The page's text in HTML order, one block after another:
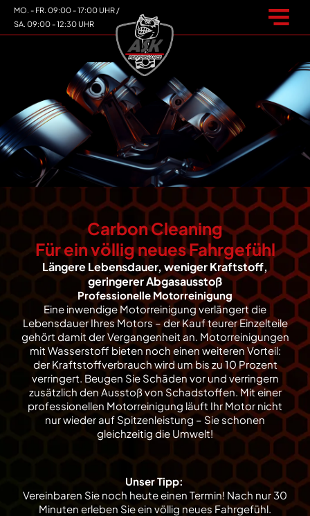
MO. - FR. 09:00 - 17:00 UHR /
SA. 09:00 - 12:30 UHR
Carbon Cleaning
Für ein völlig neues Fahrgefühl
Längere Lebensdauer, weniger Kraftstoff,
geringerer Abgasausstoß
Professionelle Motorreinigung
Eine inwendige Motorreinigung verlängert die
Lebensdauer Ihres Motors – der Kauf teurer Einzelteile
gehört damit der Vergangenheit an. Motorreinigungen
mit Wasserstoff bieten noch einen weiteren Vorteil:
der Kraftstoffverbrauch wird um bis zu 10 Prozent
verringert. Beugen Sie Schäden vor und verringern
zusätzlich den Ausstoß von Schadstoffen. Mit einer
professionellen Motorreinigung läuft Ihr Motor nicht
nur wieder auf Spitzenleistung – Sie schonen
gleichzeitig die Umwelt!
Unser Tipp:
Vereinbaren Sie noch heute einen Termin! Nach nur 30
Minuten erleben Sie ein völlig neues Fahrgefühl.